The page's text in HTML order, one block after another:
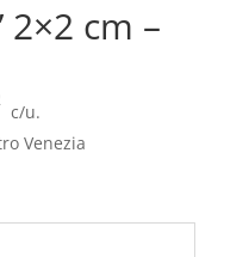
2×2 cm –
c/u.
Venezia